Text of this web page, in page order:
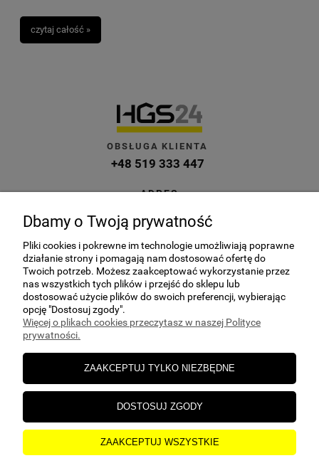
klej montażowy Mamut Glue zapewnia solidność i trwałość.
który sklei wszystko bez potrzeby podpierania - z prawdziwą siłą
mamuta. Przy tym jest bezzapachowy i przyjazny dla użytkowników.
Sprawdź, czym skleić plastik, metal, drewno i szkło.
czytaj całość »
OBSŁUGA KLIENTA
+48 519 333 447
ADRES
Kujawski
E-MAIL
sklep@hgs24.pl
Dbamy o Twoją prywatność
Pliki cookies i pokrewne im technologie umożliwiają poprawne
działanie strony i pomagają nam dostosować ofertę do
Twoich potrzeb. Możesz zaakceptować wykorzystanie przez
nas wszystkich tych plików i przejść do sklepu lub
dostosować użycie plików do swoich preferencji, wybierając
opcję "Dostosuj zgody".
Więcej o plikach cookies przeczytasz w naszej Polityce
prywatności.
ZAAKCEPTUJ TYLKO NIEZBĘDNE
DOSTOSUJ ZGODY
ZAAKCEPTUJ WSZYSTKIE